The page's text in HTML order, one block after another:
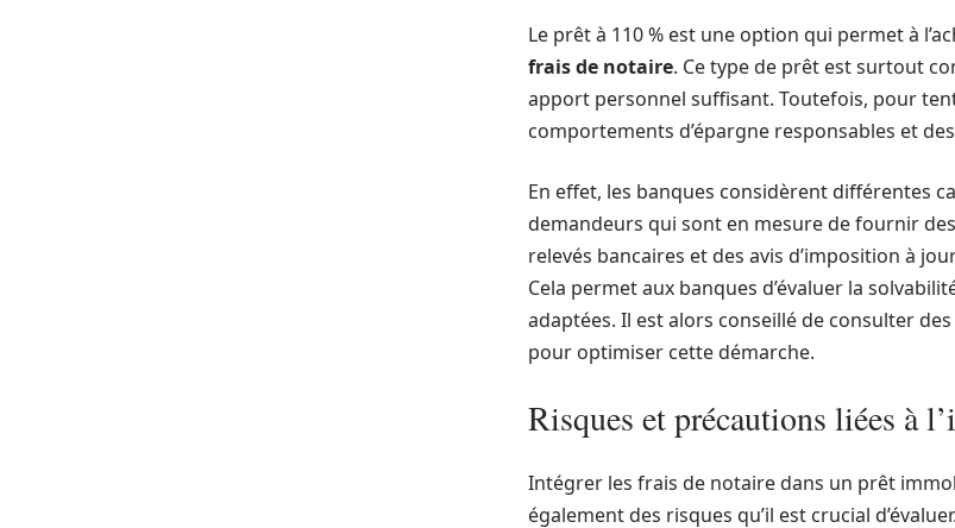
Le prêt à 110 % est une option qui permet à
frais de notaire. Ce type de prêt est surtout
apport personnel suffisant. Toutefois, pour
comportements d’épargne responsables et
En effet, les banques considèrent différentes
demandeurs qui sont en mesure de fournir
relevés bancaires et des avis d’imposition à
Cela permet aux banques d’évaluer la
adaptées. Il est alors conseillé de consulter des
pour optimiser cette démarche.
Risques et précautions liées à
Intégrer les frais de notaire dans un prêt
également des risques qu’il est crucial